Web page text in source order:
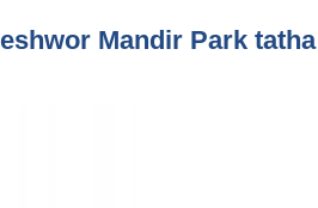
Mandir Park